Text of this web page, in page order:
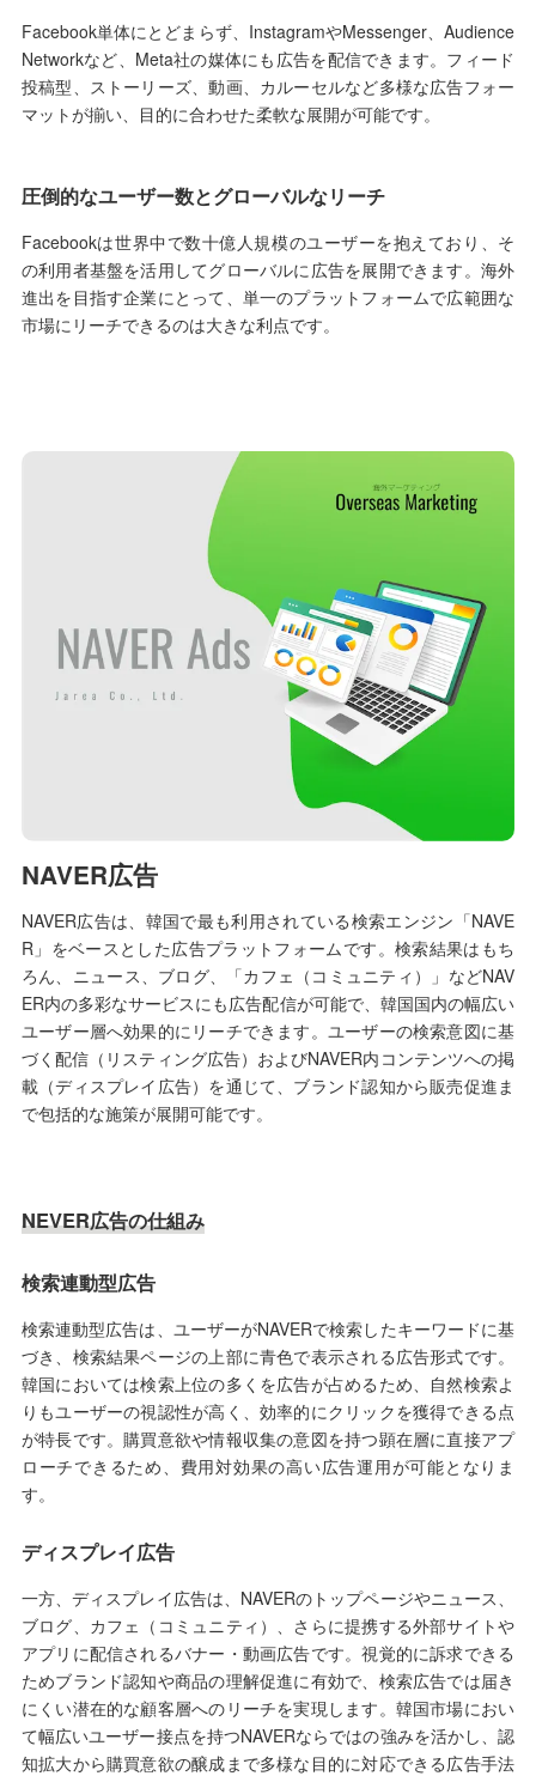
Facebook単体にとどまらず、InstagramやMessenger、Audience
Networkなど、Meta社の媒体にも広告を配信できます。フィード
投稿型、ストーリーズ、動画、カルーセルなど多様な広告フォー
マットが揃い、目的に合わせた柔軟な展開が可能です。
圧倒的なユーザー数とグローバルなリーチ
Facebookは世界中で数十億人規模のユーザーを抱えており、そ
の利用者基盤を活用してグローバルに広告を展開できます。海外
進出を目指す企業にとって、単一のプラットフォームで広範囲な
市場にリーチできるのは大きな利点です。
NAVER広告
NAVER広告は、韓国で最も利用されている検索エンジン「NAVE
R」をベースとした広告プラットフォームです。検索結果はもち
ろん、ニュース、ブログ、「カフェ（コミュニティ）」などNAV
ER内の多彩なサービスにも広告配信が可能で、韓国国内の幅広い
ユーザー層へ効果的にリーチできます。ユーザーの検索意図に基
づく配信（リスティング広告）およびNAVER内コンテンツへの掲
載（ディスプレイ広告）を通じて、ブランド認知から販売促進ま
で包括的な施策が展開可能です。
NEVER広告の仕組み
検索連動型広告
検索連動型広告は、ユーザーがNAVERで検索したキーワードに基
づき、検索結果ページの上部に青色で表示される広告形式です。
韓国においては検索上位の多くを広告が占めるため、自然検索よ
りもユーザーの視認性が高く、効率的にクリックを獲得できる点
が特長です。購買意欲や情報収集の意図を持つ顕在層に直接アプ
ローチできるため、費用対効果の高い広告運用が可能となりま
す。
ディスプレイ広告
一方、ディスプレイ広告は、NAVERのトップページやニュース、
ブログ、カフェ（コミュニティ）、さらに提携する外部サイトや
アプリに配信されるバナー・動画広告です。視覚的に訴求できる
ためブランド認知や商品の理解促進に有効で、検索広告では届き
にくい潜在的な顧客層へのリーチを実現します。韓国市場におい
て幅広いユーザー接点を持つNAVERならではの強みを活かし、認
知拡大から購買意欲の醸成まで多様な目的に対応できる広告手法